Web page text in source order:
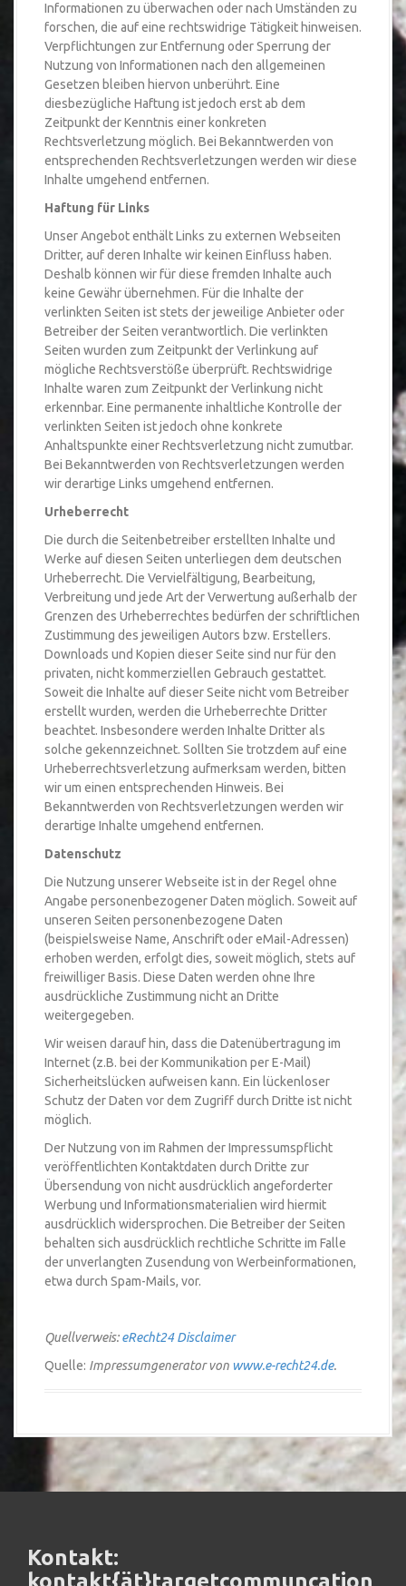
Informationen zu überwachen oder nach Umständen zu
forschen, die auf eine rechtswidrige Tätigkeit hinweisen.
Verpflichtungen zur Entfernung oder Sperrung der
Nutzung von Informationen nach den allgemeinen
Gesetzen bleiben hiervon unberührt. Eine
diesbezügliche Haftung ist jedoch erst ab dem
Zeitpunkt der Kenntnis einer konkreten
Rechtsverletzung möglich. Bei Bekanntwerden von
entsprechenden Rechtsverletzungen werden wir diese
Inhalte umgehend entfernen.
Haftung für Links
Unser Angebot enthält Links zu externen Webseiten
Dritter, auf deren Inhalte wir keinen Einfluss haben.
Deshalb können wir für diese fremden Inhalte auch
keine Gewähr übernehmen. Für die Inhalte der
verlinkten Seiten ist stets der jeweilige Anbieter oder
Betreiber der Seiten verantwortlich. Die verlinkten
Seiten wurden zum Zeitpunkt der Verlinkung auf
mögliche Rechtsverstöße überprüft. Rechtswidrige
Inhalte waren zum Zeitpunkt der Verlinkung nicht
erkennbar. Eine permanente inhaltliche Kontrolle der
verlinkten Seiten ist jedoch ohne konkrete
Anhaltspunkte einer Rechtsverletzung nicht zumutbar.
Bei Bekanntwerden von Rechtsverletzungen werden
wir derartige Links umgehend entfernen.
Urheberrecht
Die durch die Seitenbetreiber erstellten Inhalte und
Werke auf diesen Seiten unterliegen dem deutschen
Urheberrecht. Die Vervielfältigung, Bearbeitung,
Verbreitung und jede Art der Verwertung außerhalb der
Grenzen des Urheberrechtes bedürfen der schriftlichen
Zustimmung des jeweiligen Autors bzw. Erstellers.
Downloads und Kopien dieser Seite sind nur für den
privaten, nicht kommerziellen Gebrauch gestattet.
Soweit die Inhalte auf dieser Seite nicht vom Betreiber
erstellt wurden, werden die Urheberrechte Dritter
beachtet. Insbesondere werden Inhalte Dritter als
solche gekennzeichnet. Sollten Sie trotzdem auf eine
Urheberrechtsverletzung aufmerksam werden, bitten
wir um einen entsprechenden Hinweis. Bei
Bekanntwerden von Rechtsverletzungen werden wir
derartige Inhalte umgehend entfernen.
Datenschutz
Die Nutzung unserer Webseite ist in der Regel ohne
Angabe personenbezogener Daten möglich. Soweit auf
unseren Seiten personenbezogene Daten
(beispielsweise Name, Anschrift oder eMail-Adressen)
erhoben werden, erfolgt dies, soweit möglich, stets auf
freiwilliger Basis. Diese Daten werden ohne Ihre
ausdrückliche Zustimmung nicht an Dritte
weitergegeben.
Wir weisen darauf hin, dass die Datenübertragung im
Internet (z.B. bei der Kommunikation per E-Mail)
Sicherheitslücken aufweisen kann. Ein lückenloser
Schutz der Daten vor dem Zugriff durch Dritte ist nicht
möglich.
Der Nutzung von im Rahmen der Impressumspflicht
veröffentlichten Kontaktdaten durch Dritte zur
Übersendung von nicht ausdrücklich angeforderter
Werbung und Informationsmaterialien wird hiermit
ausdrücklich widersprochen. Die Betreiber der Seiten
behalten sich ausdrücklich rechtliche Schritte im Falle
der unverlangten Zusendung von Werbeinformationen,
etwa durch Spam-Mails, vor.
Quellverweis:eRecht24 Disclaimer
Quelle: Impressumgenerator von www.e-recht24.de.
Kontakt:
kontakt{ät}targetcommuncation